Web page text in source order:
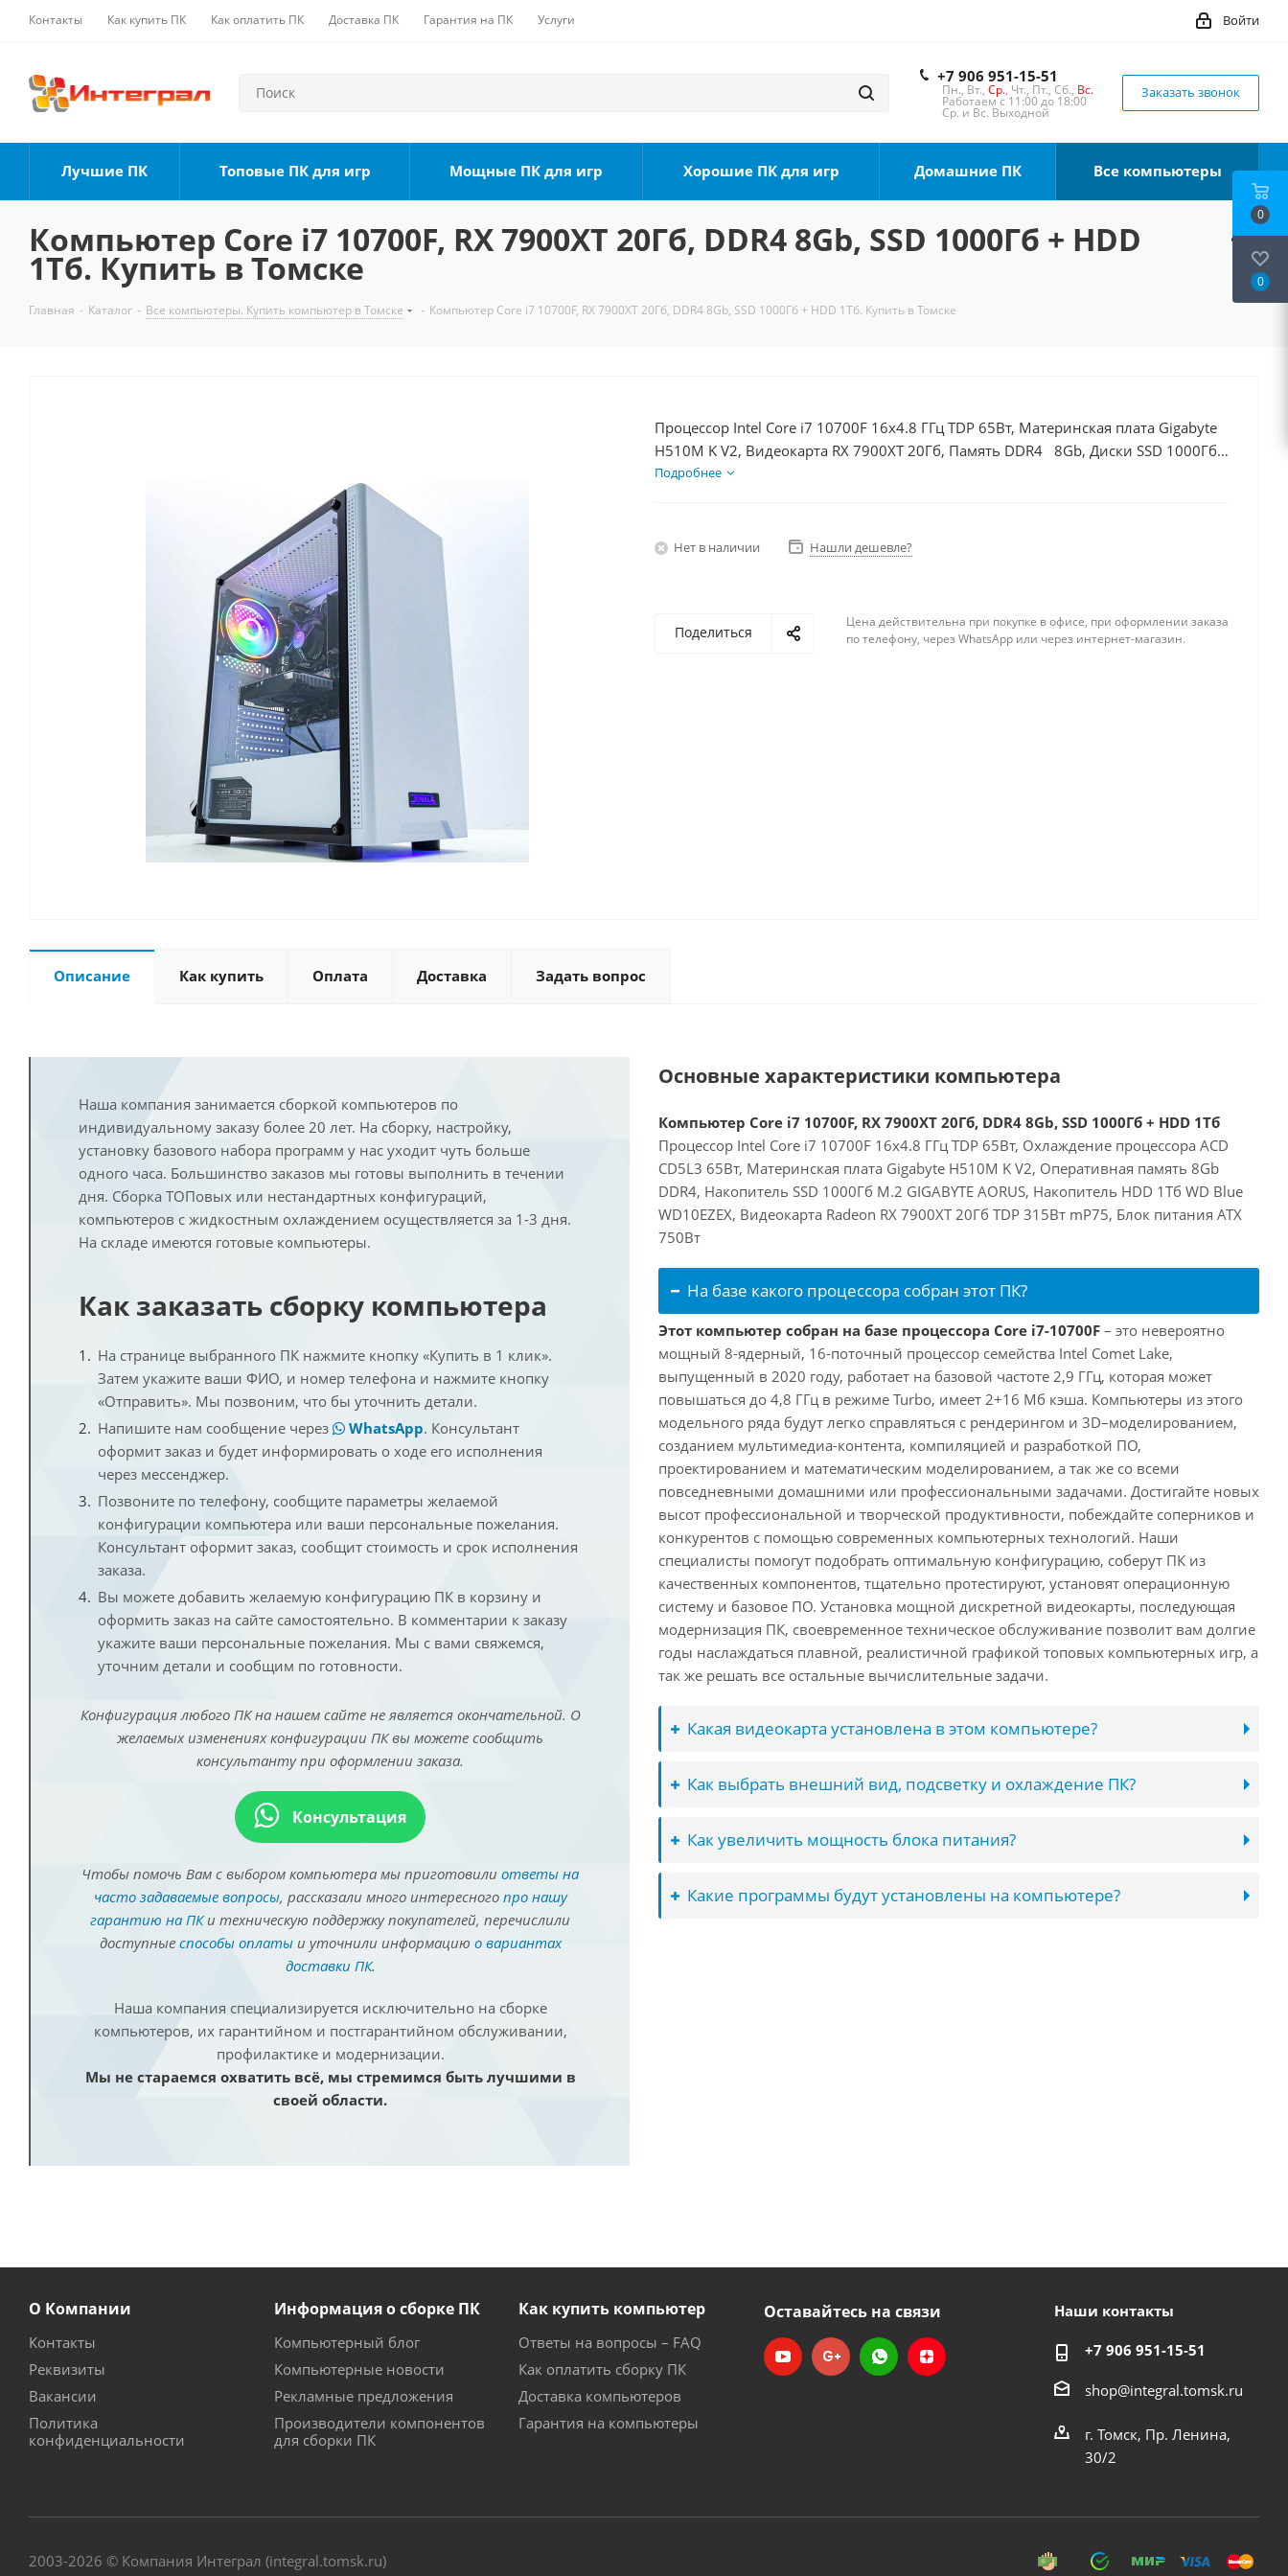
Контакты Как купить ПК Как оплатить ПК Доставка ПК Гарантия на ПК Услуги Войти
+7 906 951-15-51
Пн., Вт., Ср., Чт., Пт., Сб., Вс.
Работаем с 11:00 до 18:00
Ср. и Вс. Выходной
Заказать звонок
Лучшие ПК Топовые ПК для игр Мощные ПК для игр Хорошие ПК для игр Домашние ПК Все компьютеры
Компьютер Core i7 10700F, RX 7900XT 20Гб, DDR4 8Gb, SSD 1000Гб + HDD
1Тб. Купить в Томске
Главная - Каталог - Все компьютеры. Купить компьютер в Томске - Компьютер Core i7 10700F, RX 7900XT 20Гб, DDR4 8Gb, SSD 1000Гб + HDD 1Тб. Купить в Томске
Процессор Intel Core i7 10700F 16x4.8 ГГц TDP 65Вт, Материнская плата Gigabyte
H510M K V2, Видеокарта RX 7900XT 20Гб, Память DDR4 8Gb, Диски SSD 1000Гб +
HDD 1Тб, БП 750Вт
Подробнее
Нет в наличии Нашли дешевле?
Поделиться
Цена действительна при покупке в офисе, при оформлении заказа
по телефону, через WhatsApp или через интернет-магазин.
Описание Как купить Оплата Доставка Задать вопрос
Наша компания занимается сборкой компьютеров по
индивидуальному заказу более 20 лет. На сборку, настройку,
установку базового набора программ у нас уходит чуть больше
одного часа. Большинство заказов мы готовы выполнить в течении
дня. Сборка ТОПовых или нестандартных конфигураций,
компьютеров с жидкостным охлаждением осуществляется за 1-3 дня.
На складе имеются готовые компьютеры.
Как заказать сборку компьютера
На странице выбранного ПК нажмите кнопку «Купить в 1 клик».
Затем укажите ваши ФИО, и номер телефона и нажмите кнопку
«Отправить». Мы позвоним, что бы уточнить детали.
Напишите нам сообщение через
WhatsApp. Консультант
оформит заказ и будет информировать о ходе его исполнения
через мессенджер.
Позвоните по телефону, сообщите параметры желаемой
конфигурации компьютера или ваши персональные пожелания.
Консультант оформит заказ, сообщит стоимость и срок исполнения
заказа.
Вы можете добавить желаемую конфигурацию ПК в корзину и
оформить заказ на сайте самостоятельно. В комментарии к заказу
укажите ваши персональные пожелания. Мы с вами свяжемся,
уточним детали и сообщим по готовности.
Конфигурация любого ПК на нашем сайте не является окончательной. О
желаемых изменениях конфигурации ПК вы можете сообщить
консультанту при оформлении заказа.
Консультация
Чтобы помочь Вам с выбором компьютера мы приготовили ответы на
часто задаваемые вопросы, рассказали много интересного про нашу
гарантию на ПКи техническую поддержку покупателей, перечислили
доступные способы оплатыи уточнили информацию о вариантах
доставки ПК.
Наша компания специализируется исключительно на сборке
компьютеров, их гарантийном и постгарантийном обслуживании,
профилактике и модернизации.
Мы не стараемся охватить всё, мы стремимся быть лучшими в
своей области.
Основные характеристики компьютера
Компьютер Core i7 10700F, RX 7900XT 20Гб, DDR4 8Gb, SSD 1000Гб + HDD 1Тб
Процессор Intel Core i7 10700F 16x4.8 ГГц TDP 65Вт, Охлаждение процессора ACD
CD5L3 65Вт, Материнская плата Gigabyte H510M K V2, Оперативная память 8Gb
DDR4, Накопитель SSD 1000Гб M.2 GIGABYTE AORUS, Накопитель HDD 1Тб WD Blue
WD10EZEX, Видеокарта Radeon RX 7900XT 20Гб TDP 315Вт mP75, Блок питания ATX
750Вт
На базе какого процессора собран этот ПК?
Этот компьютер собран на базе процессора Core i7-10700F – это невероятно
мощный 8-ядерный, 16-поточный процессор семейства Intel Comet Lake,
выпущенный в 2020 году, работает на базовой частоте 2,9 ГГц, которая может
повышаться до 4,8 ГГц в режиме Turbo, имеет 2+16 Мб кэша. Компьютеры из этого
модельного ряда будут легко справляться с рендерингом и 3D–моделированием,
созданием мультимедиа-контента, компиляцией и разработкой ПО,
проектированием и математическим моделированием, а так же со всеми
повседневными домашними или профессиональными задачами. Достигайте новых
высот профессиональной и творческой продуктивности, побеждайте соперников и
конкурентов с помощью современных компьютерных технологий. Наши
специалисты помогут подобрать оптимальную конфигурацию, соберут ПК из
качественных компонентов, тщательно протестируют, установят операционную
систему и базовое ПО. Установка мощной дискретной видеокарты, последующая
модернизация ПК, своевременное техническое обслуживание позволит вам долгие
годы наслаждаться плавной, реалистичной графикой топовых компьютерных игр, а
так же решать все остальные вычислительные задачи.
Какая видеокарта установлена в этом компьютере?
Как выбрать внешний вид, подсветку и охлаждение ПК?
Как увеличить мощность блока питания?
Какие программы будут установлены на компьютере?
О Компании
Контакты
Реквизиты
Вакансии
Политика
конфиденциальности
Информация о сборке ПК
Компьютерный блог
Компьютерные новости
Рекламные предложения
Производители компонентов
для сборки ПК
Как купить компьютер
Ответы на вопросы – FAQ
Как оплатить сборку ПК
Доставка компьютеров
Гарантия на компьютеры
Оставайтесь на связи Наши контакты
+7 906 951-15-51
shop@integral.tomsk.ru
г. Томск, Пр. Ленина,
30/2
2003-2026 © Компания Интеграл (integral.tomsk.ru)
0
0